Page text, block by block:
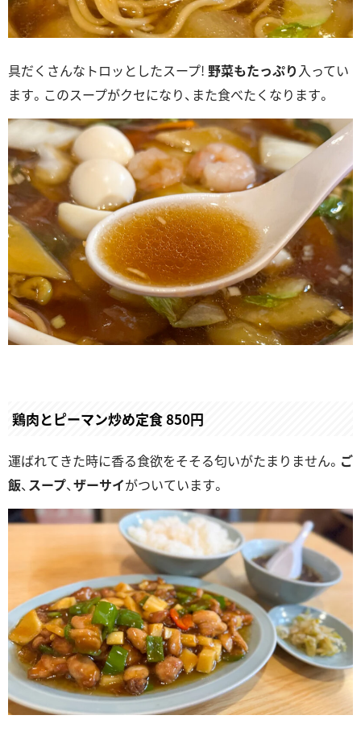
具だくさんなトロッとしたスープ! 野菜もたっぷり 入ってい
ます。このスープがクセになり、また食べたくなります。
鶏肉とピーマン炒め定食 850円
運ばれてきた時に香る食欲をそそる匂いがたまりません。 ご
飯、 スープ、ザーサイがついています。